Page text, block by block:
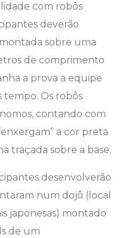
com robôs
deverão
sobre uma
de comprimento
a prova a equipe
Os robôs
contando com
a cor preta
traçada sobre a base.
desenvolverão
num dojô (local
japonesas) montado
de um